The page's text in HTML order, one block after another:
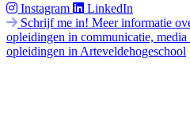
Instagram
LinkedIn
Schrijf me in! Meer informatie
opleidingen in communicatie, media
opleidingen in Arteveldehogeschool